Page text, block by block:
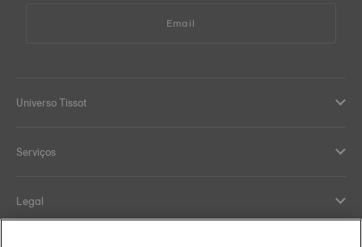
Email
Universo Tissot
Serviços
Legal